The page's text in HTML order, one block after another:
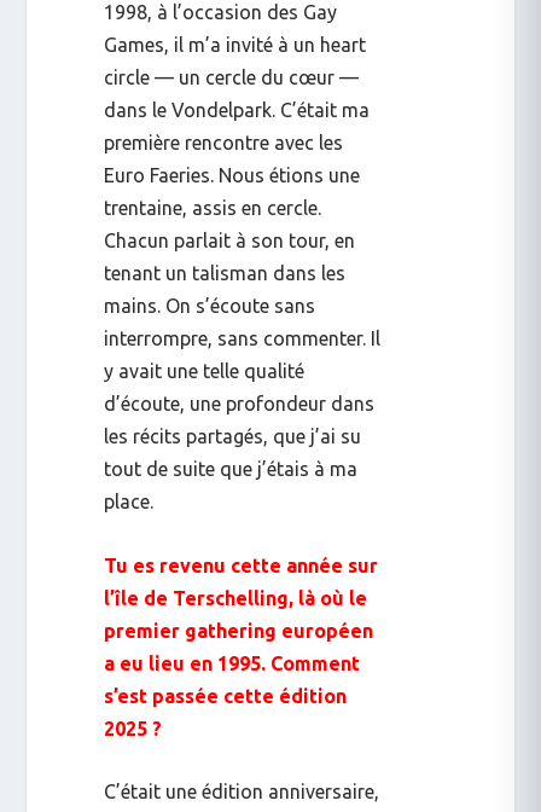
1998, à l’occasion des Gay
Games, il m’a invité à un heart
circle— un cercle du cœur —
dans le Vondelpark. C’était ma
première rencontre avec les
Euro Faeries. Nous étions une
trentaine, assis en cercle.
Chacun parlait à son tour, en
tenant un talisman dans les
mains. On s’écoute sans
interrompre, sans commenter. Il
y avait une telle qualité
d’écoute, une profondeur dans
les récits partagés, que j’ai su
tout de suite que j’étais à ma
place.
Tu es revenu cette année sur
l’île de Terschelling, là où le
premier gathering européen
a eu lieu en 1995. Comment
s’est passée cette édition
2025 ?
C’était une édition anniversaire,